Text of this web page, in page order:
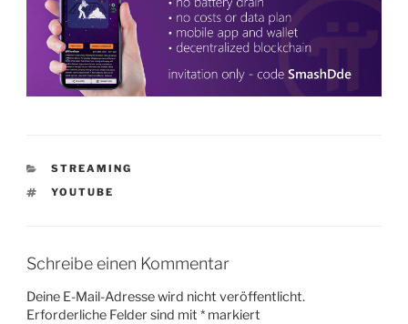
KATEGORIEN
STREAMING
SCHLAGWÖRTER
YOUTUBE
Schreibe einen Kommentar
Deine E-Mail-Adresse wird nicht veröffentlicht.
Erforderliche Felder sind mit *markiert